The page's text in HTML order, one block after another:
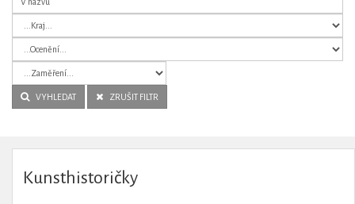
VYHLEDAT ZRUŠIT FILTR
Kunsthistoričky